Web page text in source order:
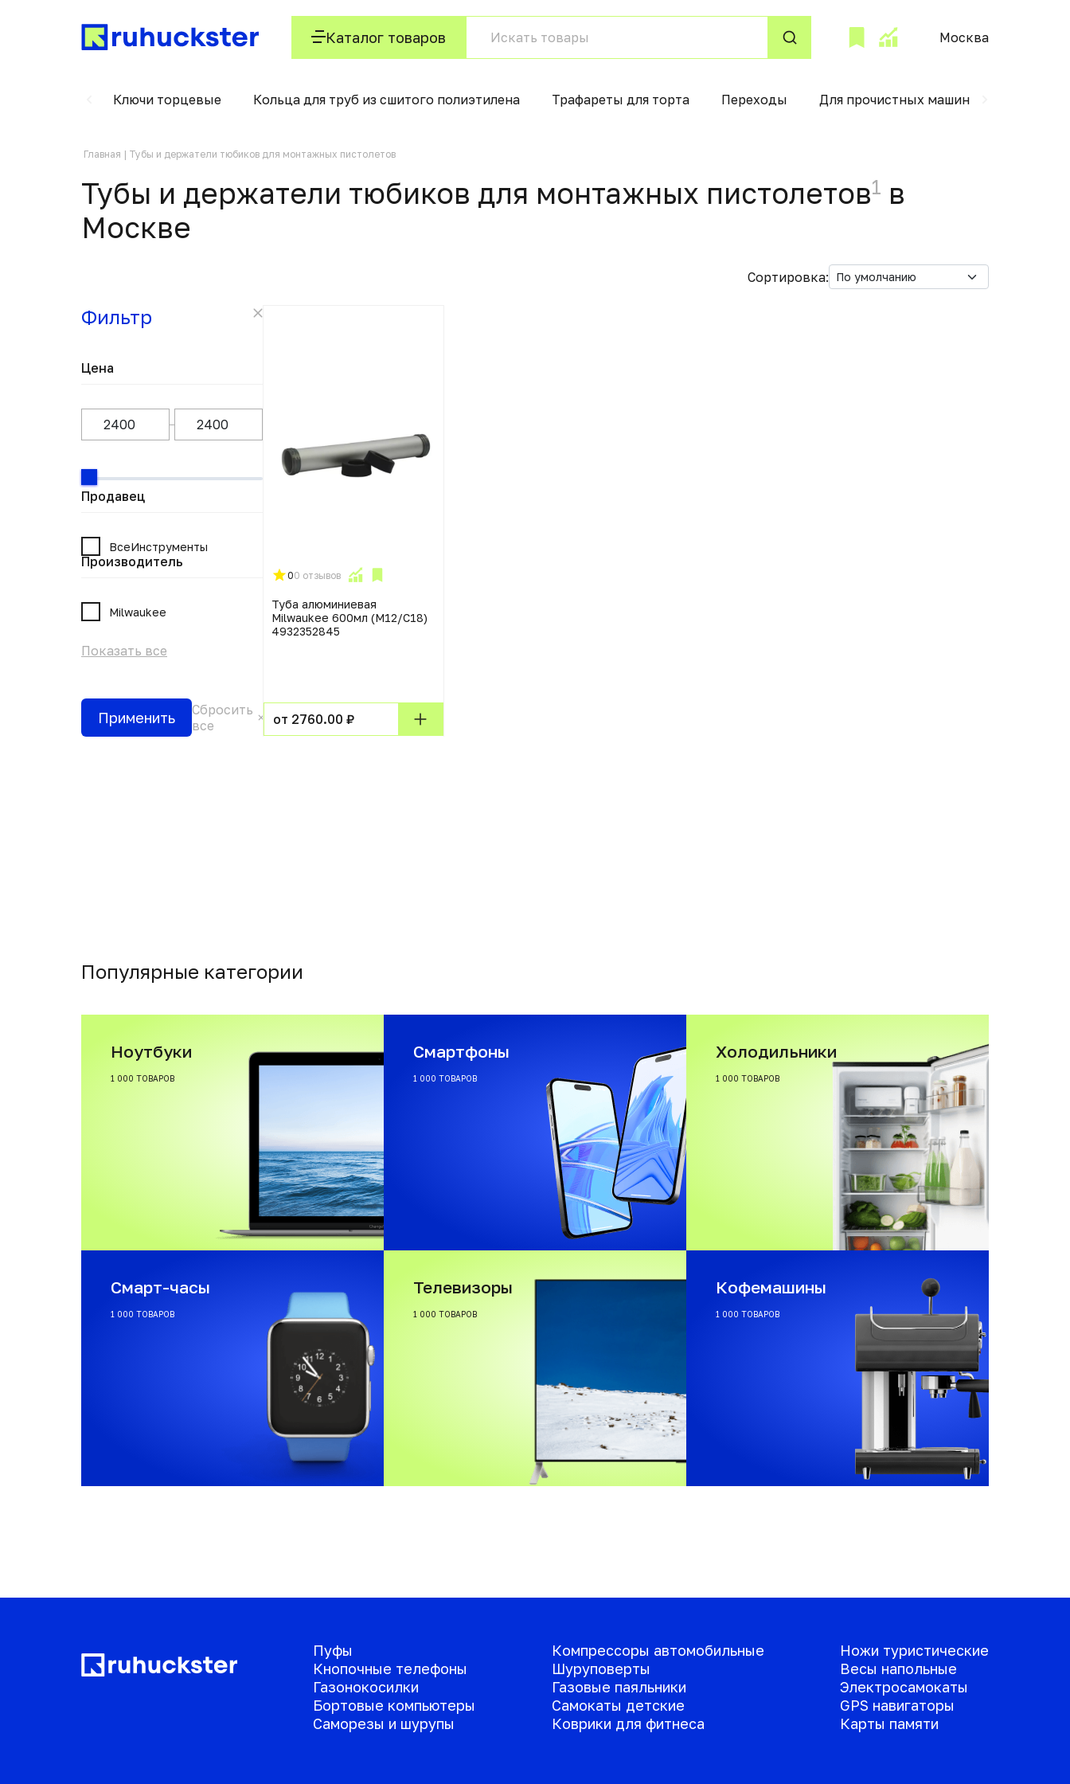
Каталог товаров Москва
Ключи торцевые Кольца для труб из сшитого полиэтилена Трафареты для торта Переходы Для прочистных машин
Главная Тубы и держатели тюбиков для монтажных пистолетов
Тубы и держатели тюбиков для монтажных пистолетов1 в
Москвe
Сортировка:
Фильтр
Цена
Продавец
ВсеИнструменты
Производитель
Milwaukee
Показать все
Применить
Сбросить
все
00 отзывов
Туба алюминиевая
Milwaukee 600мл (M12/C18)
4932352845
от 2760.00 ₽
Популярные категории
Ноутбуки
1 000 ТОВАРОВ
Смартфоны
1 000 ТОВАРОВ
Холодильники
1 000 ТОВАРОВ
Смарт-часы
1 000 ТОВАРОВ
Телевизоры
1 000 ТОВАРОВ
Кофемашины
1 000 ТОВАРОВ
Пуфы
Кнопочные телефоны
Газонокосилки
Бортовые компьютеры
Саморезы и шурупы
Компрессоры автомобильные
Шуруповерты
Газовые паяльники
Самокаты детские
Коврики для фитнеса
Ножи туристические
Весы напольные
Электросамокаты
GPS навигаторы
Карты памяти